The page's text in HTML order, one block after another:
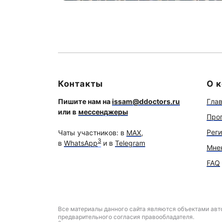
Контакты
Пишите нам наissam@ddoctors.ru
или в мессенджеры
Чаты участников: в МАХ,
в WhatsApp3 и в Telegram
О
FAQ
Все материалы данного сайта являются объектами
предварительного согласия правообладателя.